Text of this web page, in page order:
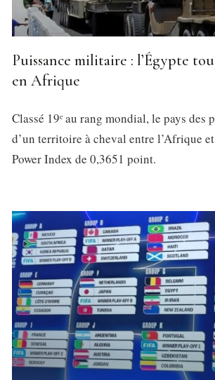
Puissance militaire : l’Égypte
en Afrique
Classé 19ᵉ au rang mondial, le pays des
d’un territoire à cheval entre l’Afrique
Power Index de 0,3651 point.